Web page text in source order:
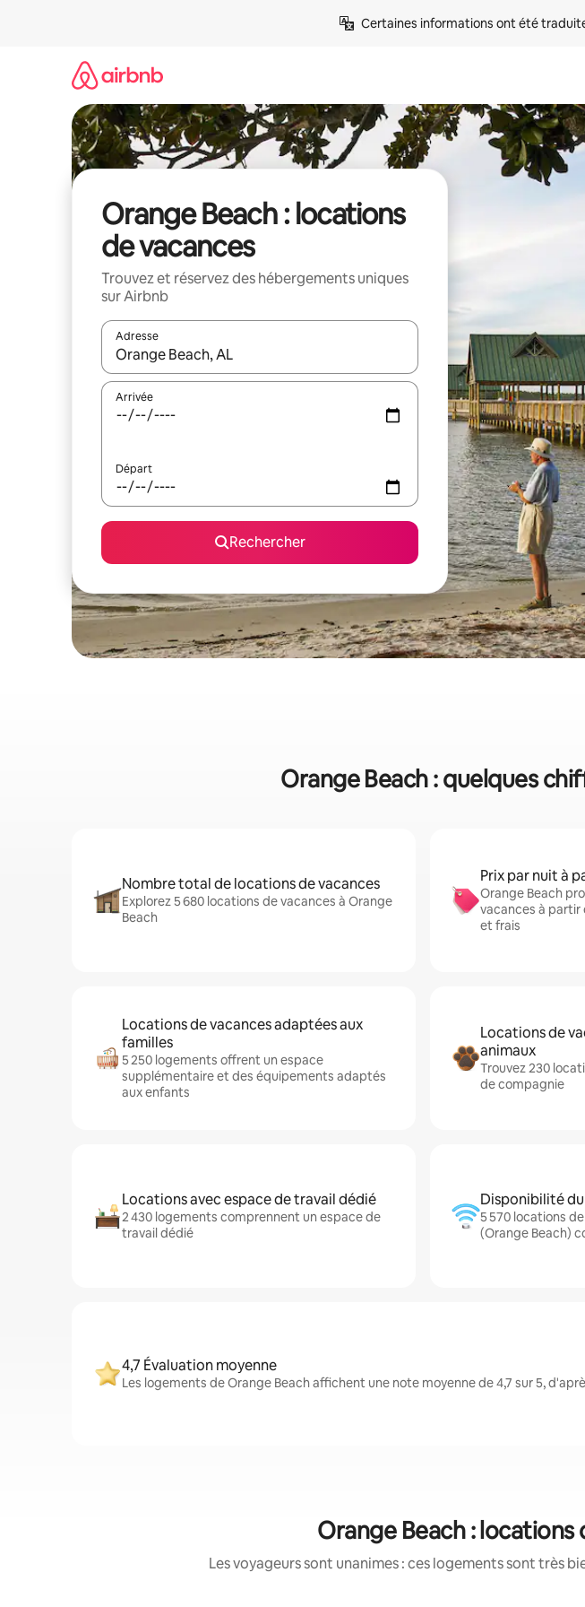
Certaines informations ont été
Orange Beach : locations
de vacances
Trouvez et réservez des hébergements uniques
sur Airbnb
Adresse
Lorsque les résultats s'affichent, utilisez les flèches vers le haut et vers le bas
Arrivée
Départ
Rechercher
Orange Beach : quelques
Nombre total de locations de vacances
Explorez 5 680 locations de vacances à Orange
Beach
Prix par nuit à
Orange Beach
vacances à partir
et frais
Locations de vacances adaptées aux
familles
5 250 logements offrent un espace
supplémentaire et des équipements adaptés
aux enfants
Locations de
animaux
Trouvez 230
de compagnie
Locations avec espace de travail dédié
2 430 logements comprennent un espace de
travail dédié
Disponibilité
5 570 locations
(Orange Beach)
4,7 Évaluation moyenne
Les logements de Orange Beach affichent une note moyenne de 4,7 sur 5,
Orange Beach :
Les voyageurs sont unanimes : ces logements sont très